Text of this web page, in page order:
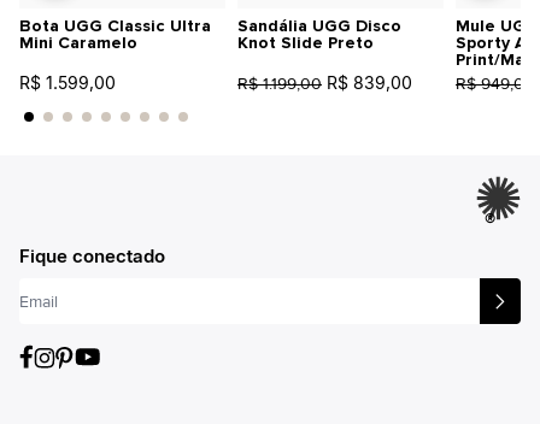
Bota UGG Classic Ultra
Mini Caramelo
R$ 1.599,00
Sandália UGG Disco
Knot Slide Preto
R$ 1.199,00 R$ 839,00
Mule
Sporty
Print/
R$ 949,00
®
Fique conectado